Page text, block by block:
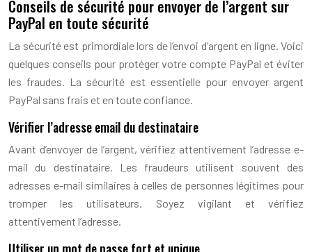
Conseils de sécurité pour envoyer de l’argent sur
PayPal en toute sécurité
La sécurité est primordiale lors de l’envoi d’argent en ligne. Voici
quelques conseils pour protéger votre compte PayPal et éviter
les fraudes. La sécurité est essentielle pour envoyer argent
PayPal sans frais et en toute confiance.
Vérifier l’adresse email du destinataire
Avant d’envoyer de l’argent, vérifiez attentivement l’adresse e-
mail du destinataire. Les fraudeurs utilisent souvent des
adresses e-mail similaires à celles de personnes légitimes pour
tromper les utilisateurs. Soyez vigilant et vérifiez
attentivement l’adresse.
Utiliser un mot de passe fort et unique